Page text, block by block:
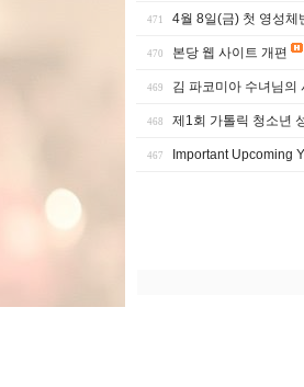
471 4월 8일(금) 첫 영성체
470 본당 웹 사이트 개편
469 김 파코미아 수녀님의
468 제1회 가톨릭 청소년
467 Important Upcoming